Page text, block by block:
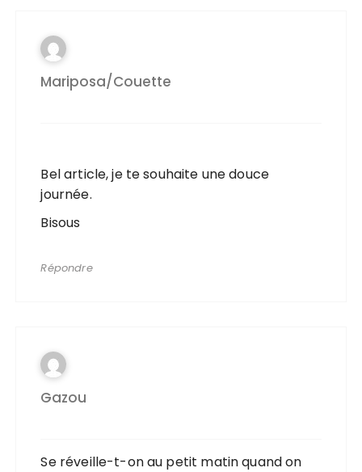
Mariposa/couette
Bel article, je te souhaite une douce
journée.
Bisous
Répondre
Gazou
Se réveille-t-on au petit matin quand on